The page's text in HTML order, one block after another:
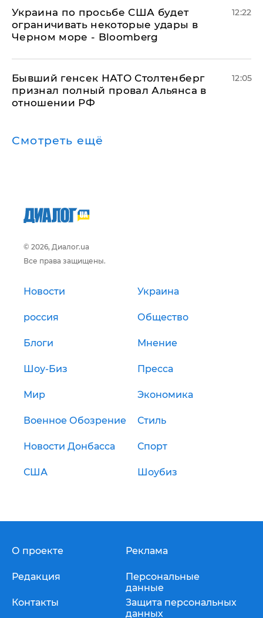
Украина по просьбе США будет
ограничивать некоторые удары в
Черном море - Bloomberg
12:22
Бывший генсек НАТО Столтенберг
признал полный провал Альянса в
отношении РФ
12:05
Смотреть ещё
© 2026, Диалог.ua
Все права защищены.
Новости Украина
россия Общество
Блоги Мнение
Шоу-Биз Пресса
Мир Экономика
Военное Обозрение Стиль
Новости Донбасса Спорт
США Шоубиз
О проекте
Редакция
Контакты
Реклама
Персональные
данные
Защита персональных
данных